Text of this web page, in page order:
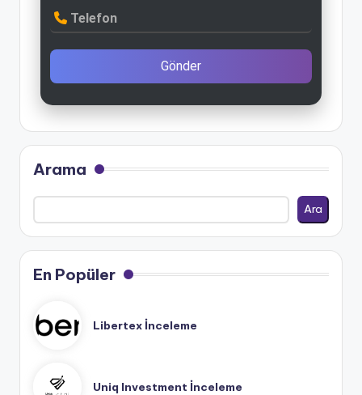
Telefon
Gönder
Arama
Ara
En Popüler
Libertex İnceleme
Uniq Investment İnceleme